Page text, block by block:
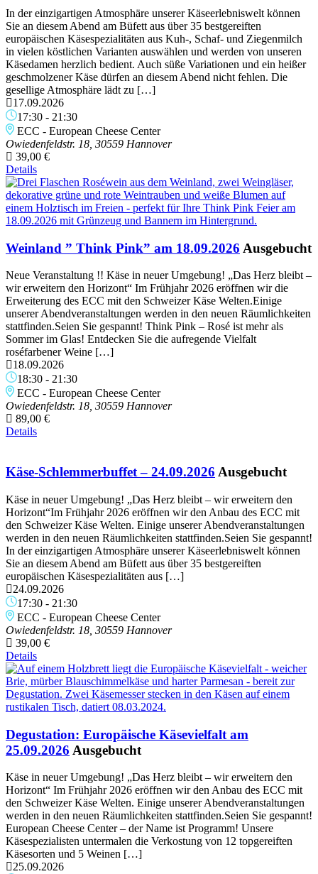
In der einzigartigen Atmosphäre unserer Käseerlebniswelt können
Sie an diesem Abend am Büfett aus über 35 bestgereiften
europäischen Käsespezialitäten aus Kuh-, Schaf- und Ziegenmilch
in vielen köstlichen Varianten auswählen und werden von unseren
Käsedamen herzlich bedient. Auch süße Variationen und ein heißer
geschmolzener Käse dürfen an diesem Abend nicht fehlen. Die
gesellige Atmosphäre lädt zu […]
17.09.2026
17:30 - 21:30
ECC - European Cheese Center
Owiedenfeldstr. 18, 30559 Hannover
39,00 €
Details
Weinland ” Think Pink” am 18.09.2026 Ausgebucht
Neue Veranstaltung !! Käse in neuer Umgebung! „Das Herz bleibt –
wir erweitern den Horizont“ Im Frühjahr 2026 eröffnen wir die
Erweiterung des ECC mit den Schweizer Käse Welten.Einige
unserer Abendveranstaltungen werden in den neuen Räumlichkeiten
stattfinden.Seien Sie gespannt! Think Pink – Rosé ist mehr als
Sommer im Glas! Entdecken Sie die aufregende Vielfalt
roséfarbener Weine […]
18.09.2026
18:30 - 21:30
ECC - European Cheese Center
Owiedenfeldstr. 18, 30559 Hannover
89,00 €
Details
Käse-Schlemmerbuffet – 24.09.2026 Ausgebucht
Käse in neuer Umgebung! „Das Herz bleibt – wir erweitern den
Horizont“Im Frühjahr 2026 eröffnen wir den Anbau des ECC mit
den Schweizer Käse Welten. Einige unserer Abendveranstaltungen
werden in den neuen Räumlichkeiten stattfinden.Seien Sie gespannt!
In der einzigartigen Atmosphäre unserer Käseerlebniswelt können
Sie an diesem Abend am Büfett aus über 35 bestgereiften
europäischen Käsespezialitäten aus […]
24.09.2026
17:30 - 21:30
ECC - European Cheese Center
Owiedenfeldstr. 18, 30559 Hannover
39,00 €
Details
Degustation: Europäische Käsevielfalt am
25.09.2026 Ausgebucht
Käse in neuer Umgebung! „Das Herz bleibt – wir erweitern den
Horizont“ Im Frühjahr 2026 eröffnen wir den Anbau des ECC mit
den Schweizer Käse Welten. Einige unserer Abendveranstaltungen
werden in den neuen Räumlichkeiten stattfinden.Seien Sie gespannt!
European Cheese Center – der Name ist Programm! Unsere
Käsespezialisten untermalen die Verkostung von 12 topgereiften
Käsesorten und 5 Weinen […]
25.09.2026